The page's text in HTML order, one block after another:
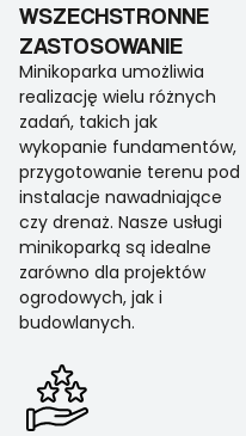
WSZECHSTRONNE
ZASTOSOWANIE
Minikoparka umożliwia
realizację wielu różnych
zadań, takich jak
wykopanie fundamentów,
przygotowanie terenu pod
instalacje nawadniające
czy drenaż. Nasze usługi
minikoparką są idealne
zarówno dla projektów
ogrodowych, jak i
budowlanych.